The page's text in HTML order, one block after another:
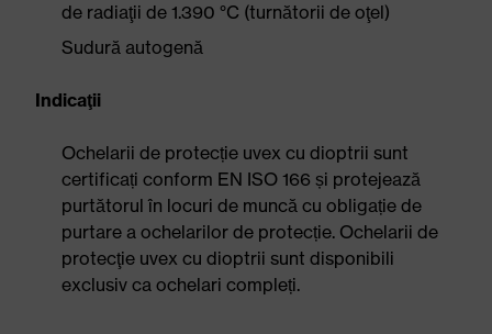
de radiaţii de 1.390 °C (turnătorii de oţel)
Sudură autogenă
Indicaţii
Ochelarii de protecție uvex cu dioptrii sunt
certificați conform EN ISO 166 și protejează
purtătorul în locuri de muncă cu obligație de
purtare a ochelarilor de protecție. Ochelarii de
protecţie uvex cu dioptrii sunt disponibili
exclusiv ca ochelari compleți.